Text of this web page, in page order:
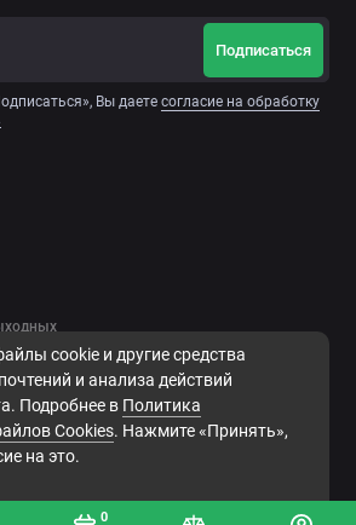
0
cookie и другие средства
и анализа действий
Подробнее в Политика
Сookies. Нажмите «Принять»,
на это.
Подписаться
Вы даете согласие на обработку